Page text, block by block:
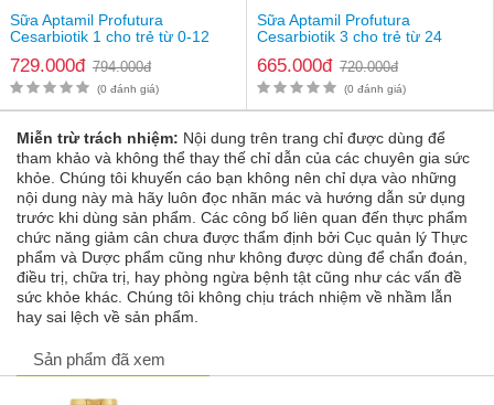
Sữa Aptamil Essensis Organic A2 Protein Milk số 3
Sữa Aptamil Profutura
Cesarbiotik 1 cho trẻ từ 0-12
729.000đ 794.000đ
(0 đánh giá)
Sữa Aptamil Profutura
Cesarbiotik 3 cho trẻ từ 24
665.000đ 720.000đ
(0 đánh giá)
Miễn trừ trách nhiệm: Nội dung trên trang chỉ được dùng để
tham khảo và không thể thay thế chỉ dẫn của các chuyên gia sức
khỏe. Chúng tôi khuyến cáo bạn không nên chỉ dựa vào những
nội dung này mà hãy luôn đọc nhãn mác và hướng dẫn sử dụng
trước khi dùng sản phẩm. Các công bố liên quan đến thực phẩm
chức năng giảm cân chưa được thẩm định bởi Cục quản lý Thực
phẩm và Dược phẩm cũng như không được dùng để chẩn đoán,
điều trị, chữa trị, hay phòng ngừa bệnh tật cũng như các vấn đề
sức khỏe khác. Chúng tôi không chịu trách nhiệm về nhầm lẫn
hay sai lệch về sản phẩm.
Sản phẩm đã xem